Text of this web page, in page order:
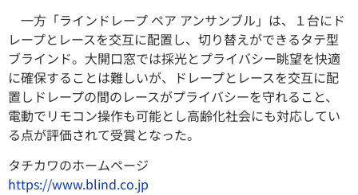
一方「ラインドレープ ペア アンサンブル」は、１台にド
レープとレースを交互に配置し、切り替えができるタテ型
ブラインド。大開口窓では採光とプライバシー眺望を快適
に確保することは難しいが、ドレープとレースを交互に配
置しドレープの間のレースがプライバシーを守れること、
電動でリモコン操作も可能とし高齢化社会にも対応してい
る点が評価されて受賞となった。
タチカワのホームページ
https://www.blind.co.jp